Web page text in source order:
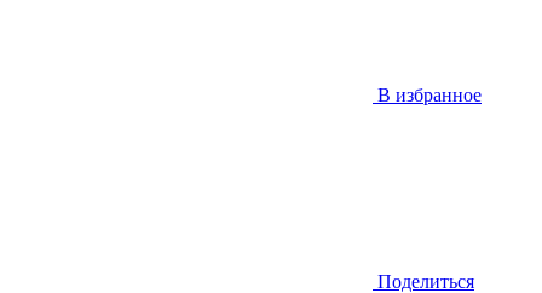
В избранное
Поделиться